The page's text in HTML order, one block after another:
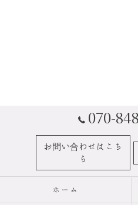
070-
お問い合わせはこち
ら
ホーム